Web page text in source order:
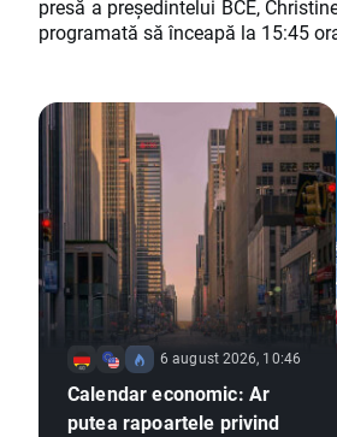
presă a președintelui BCE,
programată să înceapă la 15:45
6 august 2026, 10:46
Calendar economic: Ar
putea rapoartele privind